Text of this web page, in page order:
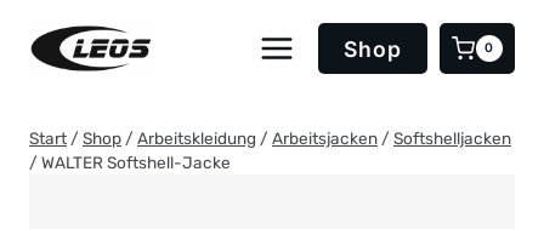
Inhalt
springen
Shop 0
Start / Shop / Arbeitskleidung / Arbeitsjacken / Softshelljacken
/ WALTER Softshell-Jacke